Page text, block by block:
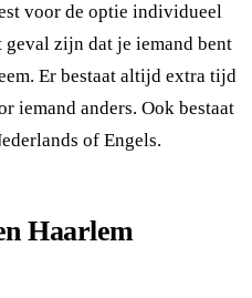
voor de optie individueel
geval zijn dat je iemand bent
Er bestaat altijd extra tijd
iemand anders. Ook bestaat
of Engels.
Haarlem